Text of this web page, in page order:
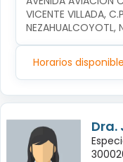
VICENTE VILLADA,
NEZAHUALCOYOTL,
Horarios
Dra.